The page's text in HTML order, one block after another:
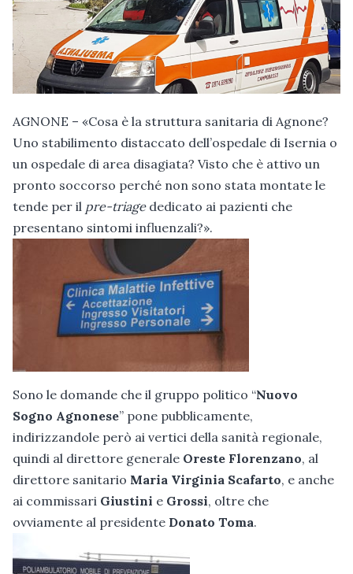
AGNONE – «Cosa è la struttura sanitaria di Agnone?
Uno stabilimento distaccato dell’ospedale di Isernia o
un ospedale di area disagiata? Visto che è attivo un
pronto soccorso perché non sono stata montate le
tende per il pre-triagededicato ai pazienti che
presentano sintomi influenzali?».
Sono le domande che il gruppo politico “Nuovo
Sogno Agnonese” pone pubblicamente,
indirizzandole però ai vertici della sanità regionale,
quindi al direttore generale Oreste Florenzano, al
direttore sanitario Maria Virginia Scafarto, e anche
ai commissari Giustini e Grossi, oltre che
ovviamente al presidente Donato Toma.